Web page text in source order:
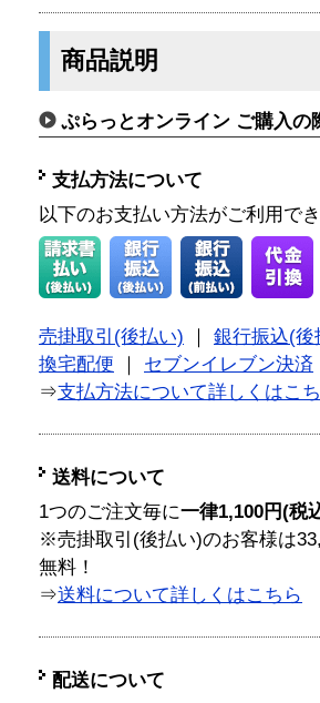
商品説明
ぷらっとオンライン ご購入の
支払方法について
以下のお支払い方法がご利用で
売掛取引(後払い)
銀行振込(後
換宅配便
セブンイレブン決済
⇒支払方法について詳しくはこ
送料について
1つのご注文毎に一律1,100円(税
※売掛取引(後払い)のお客様は
無料！
⇒送料について詳しくはこちら
配送について